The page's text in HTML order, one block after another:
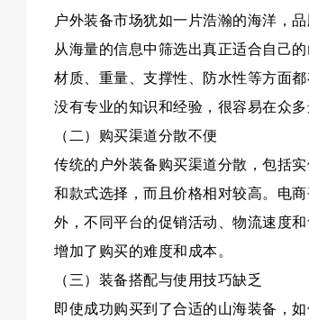
户外装备市场犹如一片浩瀚的海洋，
从海量的信息中筛选出真正适合自己
材质、重量、支撑性、防水性等方面
没有专业的知识和经验，很容易在众
（二）购买渠道分散不便
传统的户外装备购买渠道分散，包括
和款式选择，而且价格相对较高。电
外，不同平台的促销活动、物流速度
增加了购买的难度和成本。
（三）装备搭配与使用技巧缺乏
即使成功购买到了合适的山海装备，